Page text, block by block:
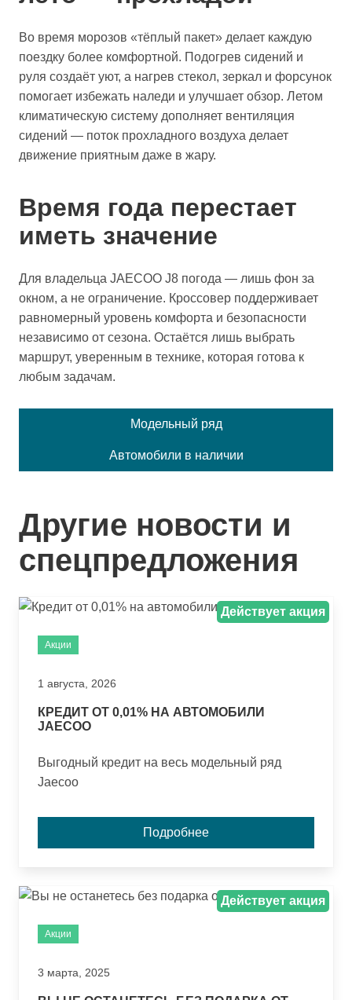
Во время морозов «тёплый пакет» делает каждую
поездку более комфортной. Подогрев сидений и
руля создаёт уют, а нагрев стекол, зеркал и форсунок
помогает избежать наледи и улучшает обзор. Летом
климатическую систему дополняет вентиляция
сидений — поток прохладного воздуха делает
движение приятным даже в жару.
Время года перестает
иметь значение
Для владельца JAECOO J8 погода — лишь фон за
окном, а не ограничение. Кроссовер поддерживает
равномерный уровень комфорта и безопасности
независимо от сезона. Остаётся лишь выбрать
маршрут, уверенным в технике, которая готова к
любым задачам.
Модельный ряд
Автомобили в наличии
Другие новости и
спецпредложения
Действует акция
Акции
1 августа, 2026
КРЕДИТ ОТ 0,01% НА АВТОМОБИЛИ
JAECOO
Выгодный кредит на весь модельный ряд
Jaecoo
Подробнее
Действует акция
Акции
3 марта, 2025